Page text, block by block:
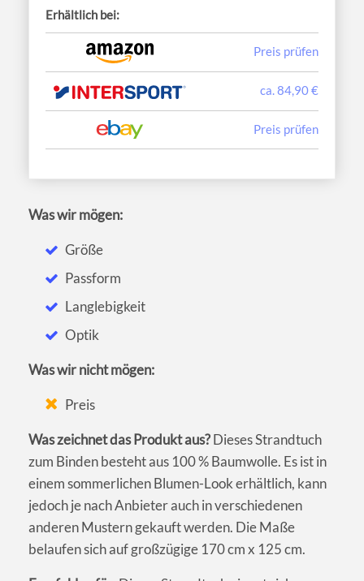
Erhältlich bei:
Preis prüfen
ca. 84,90 €
Preis prüfen
Was wir mögen:
Größe
Passform
Langlebigkeit
Optik
Was wir nicht mögen:
Preis
Was zeichnet das Produkt aus?Dieses Strandtuch
zum Binden besteht aus 100 % Baumwolle. Es ist in
einem sommerlichen Blumen-Look erhältlich, kann
jedoch je nach Anbieter auch in verschiedenen
anderen Mustern gekauft werden. Die Maße
belaufen sich auf großzügige 170 cm x 125 cm.